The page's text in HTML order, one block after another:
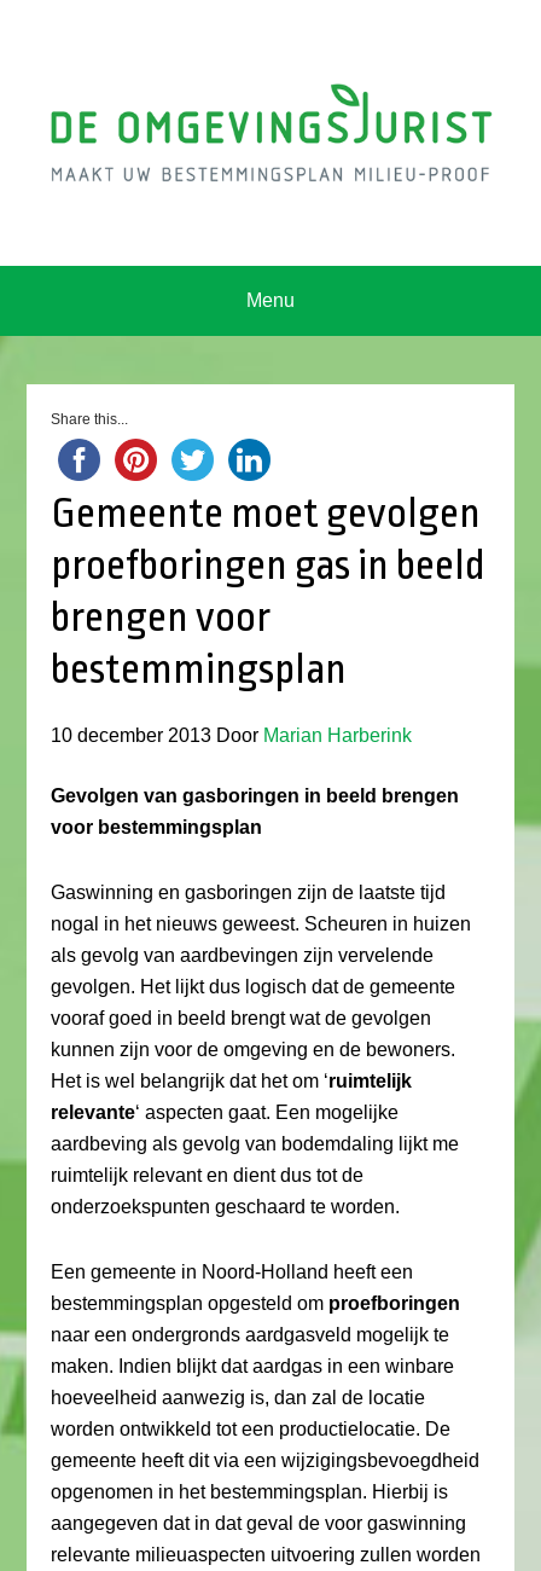
Menu
Share this...
Gemeente moet gevolgen
proefboringen gas in beeld
brengen voor
bestemmingsplan
10 december 2013 Door Marian Harberink
Gevolgen van gasboringen in beeld brengen
voor bestemmingsplan
Gaswinning en gasboringen zijn de laatste tijd
nogal in het nieuws geweest. Scheuren in huizen
als gevolg van aardbevingen zijn vervelende
gevolgen. Het lijkt dus logisch dat de gemeente
vooraf goed in beeld brengt wat de gevolgen
kunnen zijn voor de omgeving en de bewoners.
Het is wel belangrijk dat het om ‘ruimtelijk
relevante‘ aspecten gaat. Een mogelijke
aardbeving als gevolg van bodemdaling lijkt me
ruimtelijk relevant en dient dus tot de
onderzoekspunten geschaard te worden.
Een gemeente in Noord-Holland heeft een
bestemmingsplan opgesteld om proefboringen
naar een ondergronds aardgasveld mogelijk te
maken. Indien blijkt dat aardgas in een winbare
hoeveelheid aanwezig is, dan zal de locatie
worden ontwikkeld tot een productielocatie. De
gemeente heeft dit via een wijzigingsbevoegdheid
opgenomen in het bestemmingsplan. Hierbij is
aangegeven dat in dat geval de voor gaswinning
relevante milieuaspecten uitvoering zullen worden